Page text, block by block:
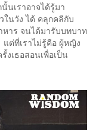
นเราอาจได้รู้มา
นวัง ได้ คลุกคลีกับ
หาร จนได้มารับบทบาท
แต่ที่เราไม่รู้คือ ผู้หญิง
เธอสอนเพื่อเป็น